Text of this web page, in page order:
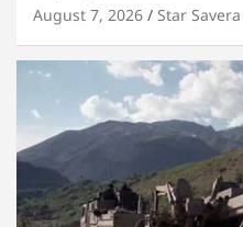
August 7, 2026 Star Savera